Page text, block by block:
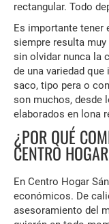
rectangular. Todo
Es importante tener
siempre resulta muy
sin olvidar nunca la
de una variedad
saco, tipo pera o
son muchos, desde
elaborados en lona
¿POR QUÉ
CENTRO
En Centro Hogar
económicos. De
asesoramiento del